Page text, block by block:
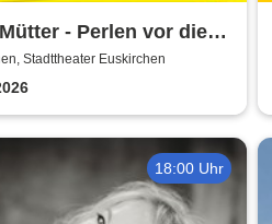
- Perlen vor die
Das Best Of zum
Stadttheater Euskirchen
18:00 Uhr